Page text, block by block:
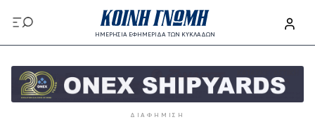
προς
το
περιεχόμενο
ΗΜΕΡΗΣΙΑ ΕΦΗΜΕΡΙΔΑ ΤΩΝ ΚΥΚΛΑΔΩΝ
προς
κυρίως
ΔΙΑΦΉΜΙΣΗ